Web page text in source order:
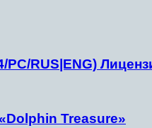
RUS|ENG)
Treasure»